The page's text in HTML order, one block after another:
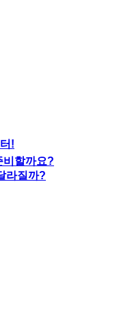
!
비할까요?
라질까?